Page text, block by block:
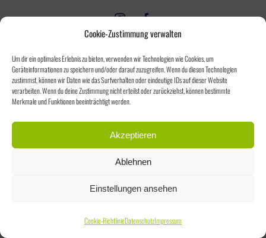
Cookie-Zustimmung verwalten
Um dir ein optimales Erlebnis zu bieten, verwenden wir Technologien wie Cookies, um
Geräteinformationen zu speichern und/oder darauf zuzugreifen. Wenn du diesen Technologien
zustimmst, können wir Daten wie das Surfverhalten oder eindeutige IDs auf dieser Website
verarbeiten. Wenn du deine Zustimmung nicht erteilst oder zurückziehst, können bestimmte
Merkmale und Funktionen beeinträchtigt werden.
Akzeptieren
Ablehnen
Einstellungen ansehen
Cookie-RichtlinieDatenschutzImpressum